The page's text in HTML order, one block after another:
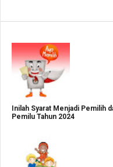
Inilah Syarat Menjadi Pemilih
Pemilu Tahun 2024